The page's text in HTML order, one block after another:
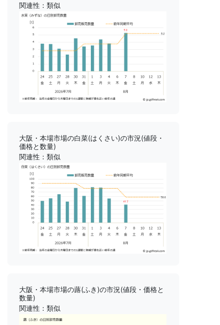
関連性：類似
大阪・本場市場の白菜(はくさい)の市況(値段・
価格と数量)
関連性：類似
大阪・本場市場の蕗(ふき)の市況(値段・価格と
数量)
関連性：類似